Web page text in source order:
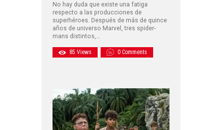
No hay duda que existe una fatiga
respecto a las producciones de
superhéroes. Después de más de quince
años de universo Marvel, tres spider-
mans distintos,…
85 Views 0 Comments